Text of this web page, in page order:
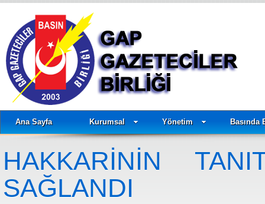
Ana Sayfa Kurumsal Yönetim Basında
HAKKARİNİN
SAĞLANDI